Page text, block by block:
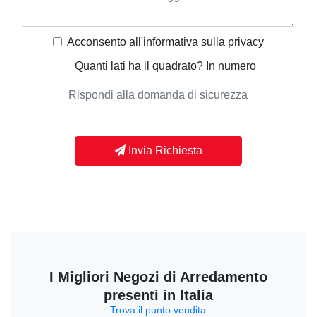
Acconsento all'informativa sulla privacy
Quanti lati ha il quadrato? In numero
Invia Richiesta
I Migliori Negozi di Arredamento
presenti in Italia
Trova il punto vendita